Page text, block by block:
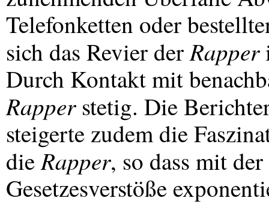
Telefonketten oder
sich das Revier derRapper
Durch Kontakt mit
Rapperstetig. Die
steigerte zudem die
dieRapper, so dass mit
Gesetzesverstöße